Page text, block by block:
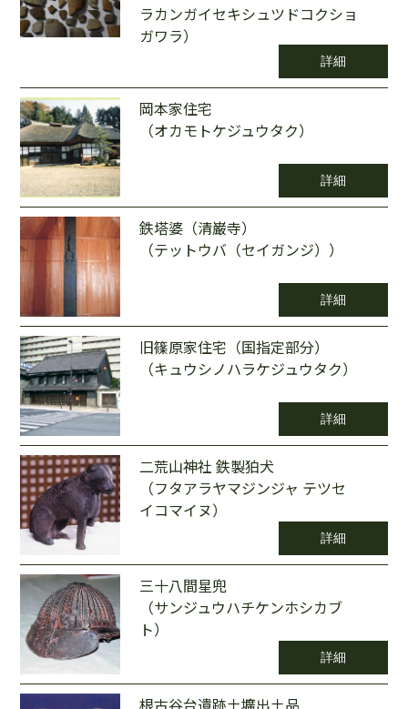
ラカンガイセキシュツドコクショ
ガワラ）
詳細
岡本家住宅
（オカモトケジュウタク）
詳細
鉄塔婆（清巌寺）
（テットウバ（セイガンジ））
詳細
旧篠原家住宅（国指定部分）
（キュウシノハラケジュウタク）
詳細
二荒山神社 鉄製狛犬
（フタアラヤマジンジャ テツセ
イコマイヌ）
詳細
三十八間星兜
（サンジュウハチケンホシカブ
ト）
詳細
根古谷台遺跡土壙出土品